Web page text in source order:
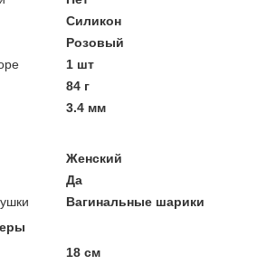
Силикон
Розовый
1 шт
84 г
3.4 мм
Женский
Да
Вагинальные шарики
18 см